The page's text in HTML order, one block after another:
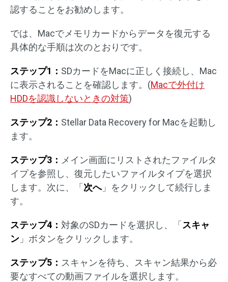
認することをお勧めします。
では、Macでメモリカードからデータを復元する
具体的な手順は次のとおりです。
ステップ1： SDカードをMacに正しく接続し、Mac
に表示されることを確認します。(Macで外付け
HDDを認識しないときの対策)
ステップ2： Stellar Data Recovery for Macを起動し
ます。
ステップ3： メイン画面にリストされたファイルタ
イプを参照し、復元したいファイルタイプを選択
します。次に、「 次へ」をクリックして続行しま
す。
ステップ4： 対象のSDカードを選択し、「 スキャ
ン 」ボタンをクリックします。
ステップ5： スキャンを待ち、スキャン結果から必
要なすべての動画ファイルを選択します。